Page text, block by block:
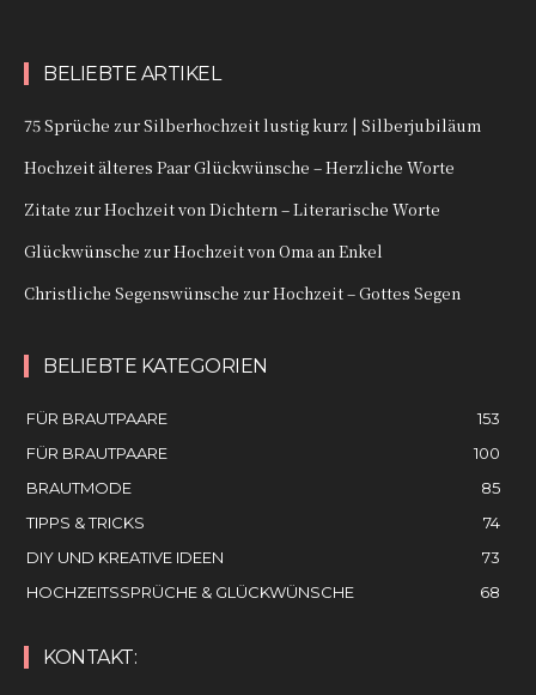
BELIEBTE ARTIKEL
75 Sprüche zur Silberhochzeit lustig kurz | Silberjubiläum
Hochzeit älteres Paar Glückwünsche – Herzliche Worte
Zitate zur Hochzeit von Dichtern – Literarische Worte
Glückwünsche zur Hochzeit von Oma an Enkel
Christliche Segenswünsche zur Hochzeit – Gottes Segen
BELIEBTE KATEGORIEN
FÜR BRAUTPAARE
153
FÜR BRAUTPAARE
100
BRAUTMODE
85
TIPPS & TRICKS
74
DIY UND KREATIVE IDEEN
73
HOCHZEITSSPRÜCHE & GLÜCKWÜNSCHE
68
KONTAKT: